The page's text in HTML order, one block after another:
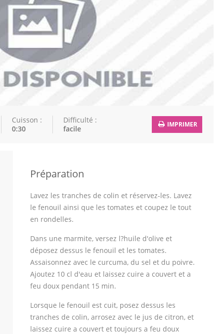
Cuisson :
0:30
Difficulté :
facile
IMPRIMER
Préparation
Lavez les tranches de colin et réservez-les. Lavez
le fenouil ainsi que les tomates et coupez le tout
en rondelles.
Dans une marmite, versez l?huile d'olive et
déposez dessus le fenouil et les tomates.
Assaisonnez avec le curcuma, du sel et du poivre.
Ajoutez 10 cl d'eau et laissez cuire a couvert et a
feu doux pendant 15 min.
Lorsque le fenouil est cuit, posez dessus les
tranches de colin, arrosez avec le jus de citron, et
laissez cuire a couvert et toujours a feu doux